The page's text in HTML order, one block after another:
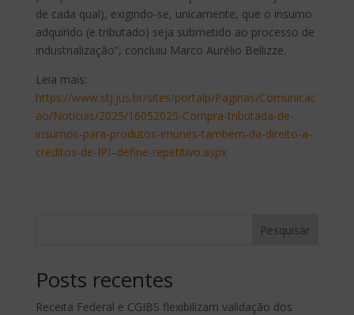
de cada qual), exigindo-se, unicamente, que o insumo
adquirido (e tributado) seja submetido ao processo de
industrialização”, concluiu Marco Aurélio Bellizze.
Leia mais:
https://www.stj.jus.br/sites/portalp/Paginas/Comunicac
ao/Noticias/2025/16052025-Compra-tributada-de-
insumos-para-produtos-imunes-tambem-da-direito-a-
creditos-de-IPI–define-repetitivo.aspx
Pesquisar
Posts recentes
Receita Federal e CGIBS flexibilizam validação dos